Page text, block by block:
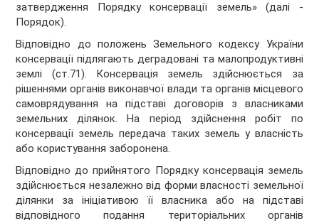
затвердження Порядку консервації земель» (далі -
Порядок).
Відповідно до положень Земельного кодексу України
консервації підлягають деградовані та малопродуктивні
землі (ст.71). Консервація земель здійснюється за
рішеннями органів виконавчої влади та органів місцевого
самоврядування на підставі договорів з власниками
земельних ділянок. На період здійснення робіт по
консервації земель передача таких земель у власність
або користування заборонена.
Відповідно до прийнятого Порядку консервація земель
здійснюється незалежно від форми власності земельної
ділянки за ініціативою її власника або на підставі
відповідного подання територіальних органів